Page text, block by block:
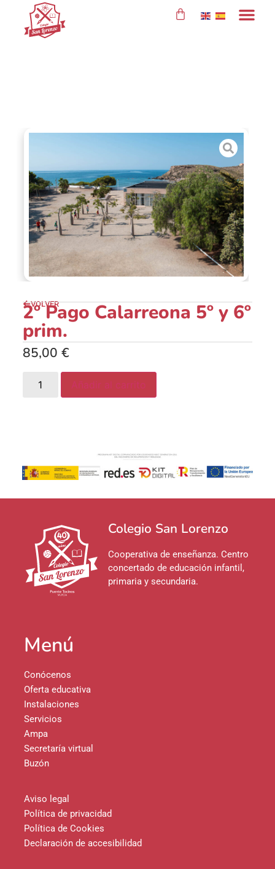
VOLVER
2º Pago Calarreona 5º y 6º
prim.
85,00 €
Añadir al carrito
Colegio San Lorenzo
Cooperativa de enseñanza. Centro
concertado de educación infantil,
primaria y secundaria.
Menú
Conócenos
Oferta educativa
Instalaciones
Servicios
Ampa
Secretaría virtual
Buzón
Aviso legal
Política de privacidad
Política de Cookies
Declaración de accesibilidad